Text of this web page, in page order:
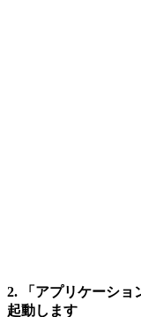
2. 「アプリケーショ
起動します